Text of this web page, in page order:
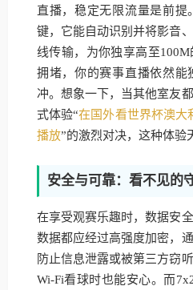
直播，稳定无限流量是前提
键，它能自动识别并将影音
线传输，为你独享高至
拥堵，你的赛事直播依然能
冲。想象一下，当其他室友
式体验“在国外看世界杯澳大
播放”的激烈对决，这种体验
安全与可靠：看不见的
在享受观赛乐趣时，数据安
数据都应经过高强度加密，
防止信息泄露或被第三方窃
Wi-Fi看球时也能安心。而